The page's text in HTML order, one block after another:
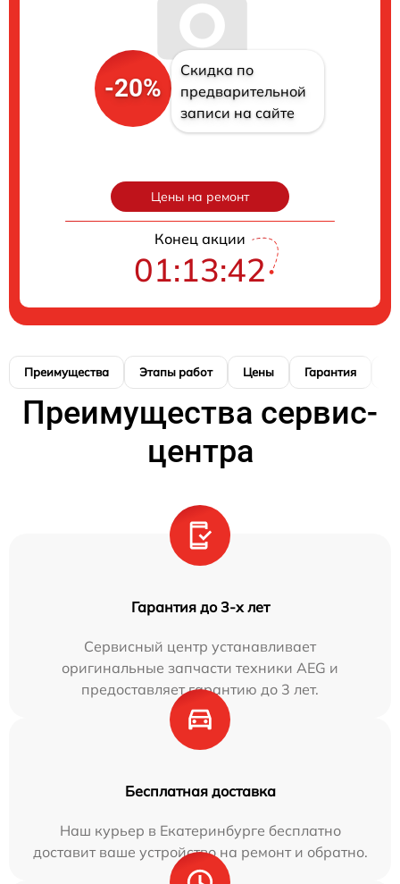
-20%
Скидка по
предварительной
записи на сайте
Цены на ремонт
Конец акции
01:13:41
Преимущества Этапы работ Цены Гарантия
Преимущества сервис-
центра
Гарантия до 3-х лет
Сервисный центр устанавливает
оригинальные запчасти техники AEG и
предоставляет гарантию до 3 лет.
Бесплатная доставка
Наш курьер в Екатеринбурге бесплатно
доставит ваше устройство на ремонт и обратно.